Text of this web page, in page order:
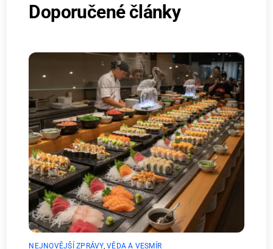
Doporučené články
NEJNOVĚJŠÍ ZPRÁVY,VĚDA A VESMÍR